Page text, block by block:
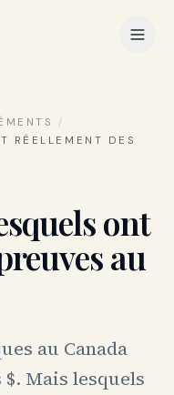
/
RÉELLEMENT DES
ont
au
au Canada
Mais lesquels